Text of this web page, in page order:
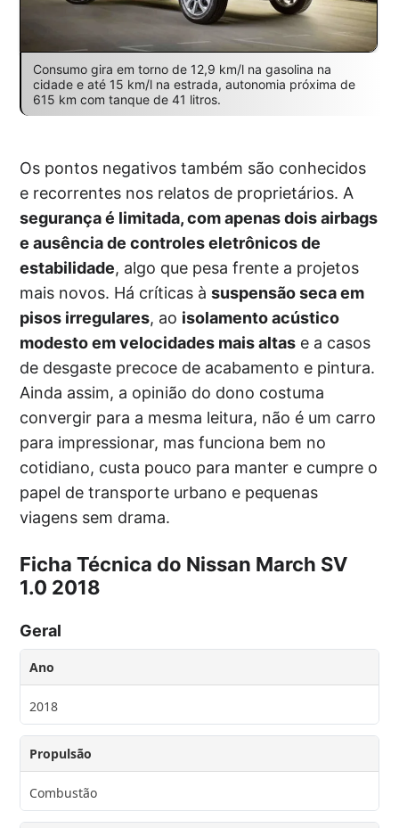
Consumo gira em torno de 12,9 km/l na gasolina na
cidade e até 15 km/l na estrada, autonomia próxima de
615 km com tanque de 41 litros.
Os pontos negativos também são conhecidos
e recorrentes nos relatos de proprietários. A
segurança é limitada, com apenas dois airbags
e ausência de controles eletrônicos de
estabilidade, algo que pesa frente a projetos
mais novos. Há críticas àsuspensão seca em
pisos irregulares, ao isolamento acústico
modesto em velocidades mais altas e a casos
de desgaste precoce de acabamento e pintura.
Ainda assim, a opinião do dono costuma
convergir para a mesma leitura, não é um carro
para impressionar, mas funciona bem no
cotidiano, custa pouco para manter e cumpre o
papel de transporte urbano e pequenas
viagens sem drama.
Ficha Técnica do Nissan March SV
1.0 2018
Geral
Ano
2018
Propulsão
Combustão